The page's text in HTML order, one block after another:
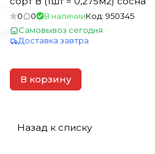
0 0 В наличииКод: 950345
Самовывоз сегодня
Доставка завтра
В корзину
Назад к списку